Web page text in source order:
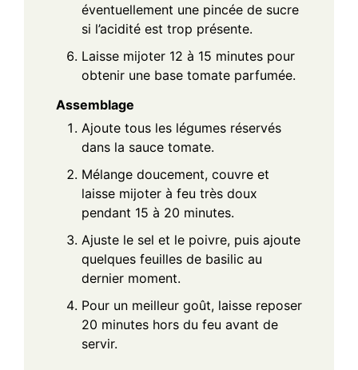
éventuellement une pincée de sucre
si l’acidité est trop présente.
Laisse mijoter 12 à 15 minutes pour
obtenir une base tomate parfumée.
Assemblage
Ajoute tous les légumes réservés
dans la sauce tomate.
Mélange doucement, couvre et
laisse mijoter à feu très doux
pendant 15 à 20 minutes.
Ajuste le sel et le poivre, puis ajoute
quelques feuilles de basilic au
dernier moment.
Pour un meilleur goût, laisse reposer
20 minutes hors du feu avant de
servir.